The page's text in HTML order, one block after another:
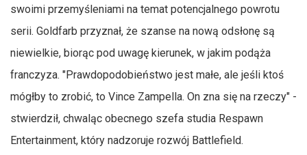
swoimi przemyśleniami na temat potencjalnego powrotu
serii. Goldfarb przyznał, że szanse na nową odsłonę są
niewielkie, biorąc pod uwagę kierunek, w jakim podąża
franczyza. "Prawdopodobieństwo jest małe, ale jeśli ktoś
mógłby to zrobić, to Vince Zampella. On zna się na rzeczy" -
stwierdził, chwaląc obecnego szefa studia Respawn
Entertainment, który nadzoruje rozwój Battlefield.